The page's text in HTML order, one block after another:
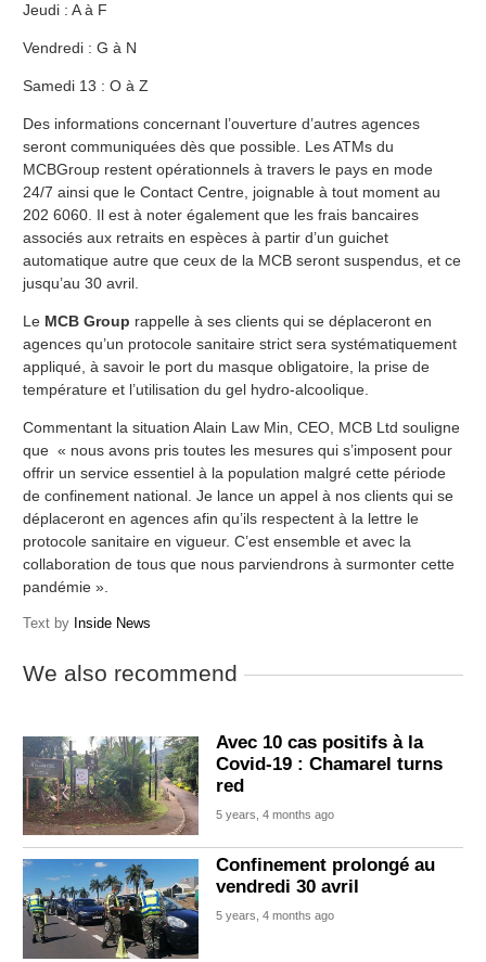
Jeudi : A à F
Vendredi : G à N
Samedi 13 : O à Z
Des informations concernant l’ouverture d’autres agences
seront communiquées dès que possible. Les ATMs du
MCBGroup restent opérationnels à travers le pays en mode
24/7 ainsi que le Contact Centre, joignable à tout moment au
202 6060. Il est à noter également que les frais bancaires
associés aux retraits en espèces à partir d’un guichet
automatique autre que ceux de la MCB seront suspendus, et ce
jusqu’au 30 avril.
Le MCB Group rappelle à ses clients qui se déplaceront en
agences qu’un protocole sanitaire strict sera systématiquement
appliqué, à savoir le port du masque obligatoire, la prise de
température et l’utilisation du gel hydro-alcoolique.
Commentant la situation Alain Law Min, CEO, MCB Ltd souligne
que « nous avons pris toutes les mesures qui s’imposent pour
offrir un service essentiel à la population malgré cette période
de confinement national. Je lance un appel à nos clients qui se
déplaceront en agences afin qu’ils respectent à la lettre le
protocole sanitaire en vigueur. C’est ensemble et avec la
collaboration de tous que nous parviendrons à surmonter cette
pandémie ».
Text by Inside News
We also recommend
Avec 10 cas positifs à la
Covid-19 : Chamarel turns
red
5 years, 4 months ago
Confinement prolongé au
vendredi 30 avril
5 years, 4 months ago